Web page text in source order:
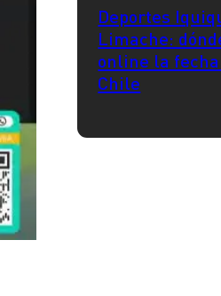
Deportes
Limache:
online la fecha
Chile